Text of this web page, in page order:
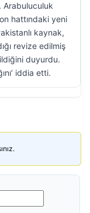
Arabuluculuk
hattındaki yeni
kaynak,
revize edilmiş
duyurdu.
iddia etti.